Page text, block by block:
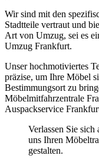
Wir sind mit den
Stadtteile vertraut und
Art von Umzug, sei es
Umzug Frankfurt.
Unser hochmotiviertes
präzise, um Ihre Möbel
Bestimmungsort zu
Möbelmitfahrzentrale
Auspackservice
Verlassen Sie sich
uns Ihren
gestalten.